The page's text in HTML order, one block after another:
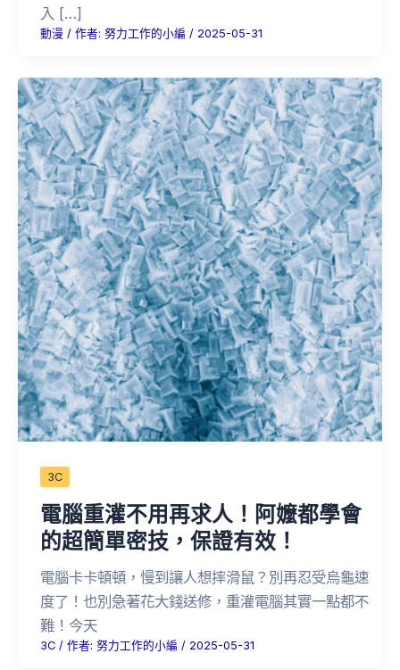
入 […]
動漫 / 作者: 努力工作的小編 / 2025-05-31
3C
電腦重灌不用再求人！阿嬤都學會
的超簡單密技，保證有效！
電腦卡卡頓頓，慢到讓人想摔滑鼠？別再忍受烏龜速
度了！也別急著花大錢送修，重灌電腦其實一點都不
難！今天
3C/ 作者: 努力工作的小編 / 2025-05-31